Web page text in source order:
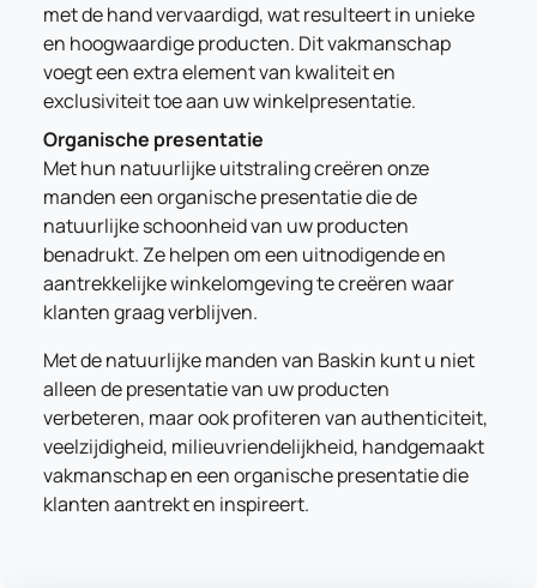
met de hand vervaardigd, wat resulteert in unieke
en hoogwaardige producten. Dit vakmanschap
voegt een extra element van kwaliteit en
exclusiviteit toe aan uw winkelpresentatie.
Organische presentatie
Met hun natuurlijke uitstraling creëren onze
manden een organische presentatie die de
natuurlijke schoonheid van uw producten
benadrukt. Ze helpen om een uitnodigende en
aantrekkelijke winkelomgeving te creëren waar
klanten graag verblijven.
Met de natuurlijke manden van Baskin kunt u niet
alleen de presentatie van uw producten
verbeteren, maar ook profiteren van authenticiteit,
veelzijdigheid, milieuvriendelijkheid, handgemaakt
vakmanschap en een organische presentatie die
klanten aantrekt en inspireert.